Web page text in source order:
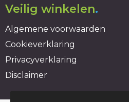
Veilig winkelen.
Algemene voorwaarden
Cookieverklaring
Privacyverklaring
Disclaimer